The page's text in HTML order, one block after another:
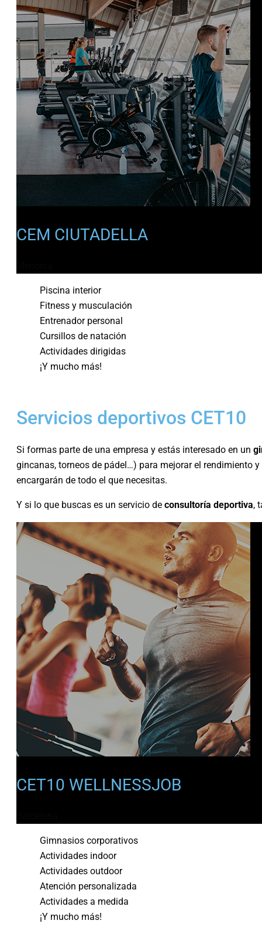
CEM CIUTADELLA
Piscina interior
Fitness y musculación
Entrenador personal
Cursillos de natación
Actividades dirigidas
¡Y mucho más!
Servicios deportivos CET10
Si formas parte de una empresa y estás interesado en un
gincanas, torneos de pádel…) para mejorar el rendimiento
encargarán de todo el que necesitas.
Y si lo que buscas es un servicio de consultoría deportiva,
CET10 WELLNESSJOB
Gimnasios corporativos
Actividades indoor
Actividades outdoor
Atención personalizada
Actividades a medida
¡Y mucho más!